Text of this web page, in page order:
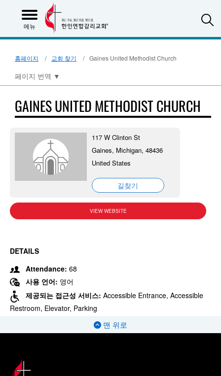
메뉴
홈페이지 교회 찾기 Gaines United Methodist Church
페이지 번역 ▼
GAINES UNITED METHODIST CHURCH
117 W Clinton St
Gaines, Michigan, 48436
United States
길찾기
VIEW WEBSITE
DETAILS
Attendance: 68
사용 언어: 영어
제공되는 접근성 서비스: Accessible Entrance, Accessible
Restroom, Elevator, Parking
맨 위로